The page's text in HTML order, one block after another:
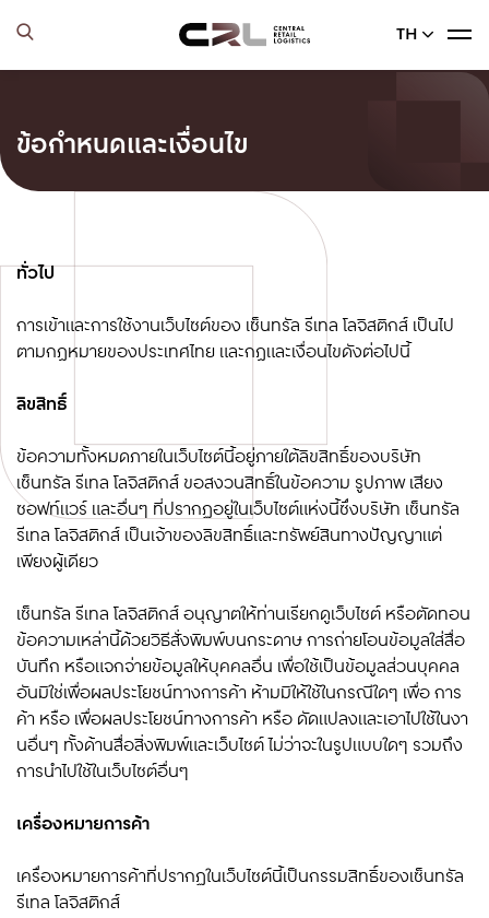
TH
ข้อกำหนดและเงื่อนไข
ทั่วไป
การเข้าและการใช้งานเว็บไซต์ของ เซ็นทรัล รีเทล โลจิสติกส์ เป็นไป
ตามกฎหมายของประเทศไทย และกฎและเงื่อนไขดังต่อไปนี้
ลิขสิทธิ์
ข้อความทั้งหมดภายในเว็บไซต์นี้อยู่ภายใต้ลิขสิทธิ์ของบริษัท
เซ็นทรัล รีเทล โลจิสติกส์ ขอสงวนสิทธิ์ในข้อความ รูปภาพ เสียง
ซอฟท์แวร์ และอื่นๆ ที่ปรากฏอยู่ในเว็บไซต์แห่งนี้ซึ่งบริษัท เซ็นทรัล
รีเทล โลจิสติกส์ เป็นเจ้าของลิขสิทธิ์และทรัพย์สินทางปัญญาแต่
เพียงผู้เดียว
เซ็นทรัล รีเทล โลจิสติกส์ อนุญาตให้ท่านเรียกดูเว็บไซต์ หรือตัดทอน
ข้อความเหล่านี้ด้วยวิธีสั่งพิมพ์บนกระดาษ การถ่ายโอนข้อมูลใส่สื่อ
บันทึก หรือแจกจ่ายข้อมูลให้บุคคลอื่น เพื่อใช้เป็นข้อมูลส่วนบุคคล
อันมิใช่เพื่อผลประโยชน์ทางการค้า ห้ามมิให้ใช้ในกรณีใดๆ เพื่อ การ
ค้า หรือ เพื่อผลประโยชน์ทางการค้า หรือ ดัดแปลงและเอาไปใช้ในงา
นอื่นๆ ทั้งด้านสื่อสิ่งพิมพ์และเว็บไซต์ ไม่ว่าจะในรูปแบบใดๆ รวมถึง
การนำไปใช้ในเว็บไซต์อื่นๆ
เครื่องหมายการค้า
เครื่องหมายการค้าที่ปรากฏในเว็บไซต์นี้เป็นกรรมสิทธิ์ของเซ็นทรัล
รีเทล โลจิสติกส์